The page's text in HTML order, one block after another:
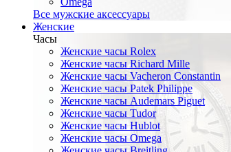
Все мужские аксессуары
Женские
Часы
Женские часы Rolex
Женские часы Richard Mille
Женские часы Vacheron Constantin
Женские часы Patek Philippe
Женские часы Audemars Piguet
Женские часы Tudor
Женские часы Hublot
Женские часы Omega